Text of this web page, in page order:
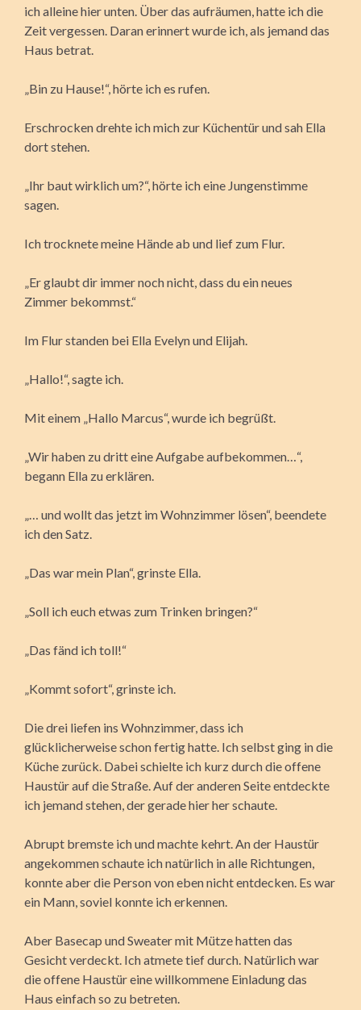
ich alleine hier unten. Über das aufräumen, hatte ich die
Zeit vergessen. Daran erinnert wurde ich, als jemand das
Haus betrat.
„Bin zu Hause!“, hörte ich es rufen.
Erschrocken drehte ich mich zur Küchentür und sah Ella
dort stehen.
„Ihr baut wirklich um?“, hörte ich eine Jungenstimme
sagen.
Ich trocknete meine Hände ab und lief zum Flur.
„Er glaubt dir immer noch nicht, dass du ein neues
Zimmer bekommst.“
Im Flur standen bei Ella Evelyn und Elijah.
„Hallo!“, sagte ich.
Mit einem „Hallo Marcus“, wurde ich begrüßt.
„Wir haben zu dritt eine Aufgabe aufbekommen…“,
begann Ella zu erklären.
„… und wollt das jetzt im Wohnzimmer lösen“, beendete
ich den Satz.
„Das war mein Plan“, grinste Ella.
„Soll ich euch etwas zum Trinken bringen?“
„Das fänd ich toll!“
„Kommt sofort“, grinste ich.
Die drei liefen ins Wohnzimmer, dass ich
glücklicherweise schon fertig hatte. Ich selbst ging in die
Küche zurück. Dabei schielte ich kurz durch die offene
Haustür auf die Straße. Auf der anderen Seite entdeckte
ich jemand stehen, der gerade hier her schaute.
Abrupt bremste ich und machte kehrt. An der Haustür
angekommen schaute ich natürlich in alle Richtungen,
konnte aber die Person von eben nicht entdecken. Es war
ein Mann, soviel konnte ich erkennen.
Aber Basecap und Sweater mit Mütze hatten das
Gesicht verdeckt. Ich atmete tief durch. Natürlich war
die offene Haustür eine willkommene Einladung das
Haus einfach so zu betreten.